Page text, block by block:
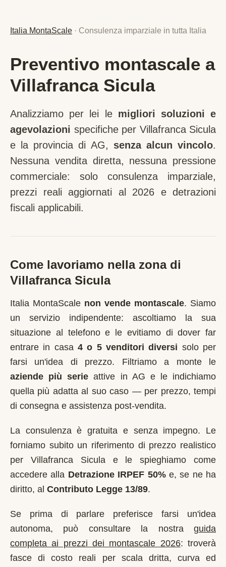
Italia MontaScale · Consulenza imparziale in tutta Italia
Preventivo montascale a
Villafranca Sicula
Analizziamo per lei le migliori soluzioni e
agevolazioni specifiche per Villafranca Sicula
e la provincia di AG, senza alcun vincolo.
Nessuna vendita diretta, nessuna pressione
commerciale: solo consulenza imparziale,
prezzi reali aggiornati al 2026 e detrazioni
fiscali applicabili.
Come lavoriamo nella zona di
Villafranca Sicula
Italia MontaScale non vende montascale. Siamo
un servizio indipendente: ascoltiamo la sua
situazione al telefono e le evitiamo di dover far
entrare in casa 4 o 5 venditori diversi solo per
farsi un'idea di prezzo. Filtriamo a monte le
aziende più serie attive in AG e le indichiamo
quella più adatta al suo caso — per prezzo, tempi
di consegna e assistenza post-vendita.
La consulenza è gratuita e senza impegno. Le
forniamo subito un riferimento di prezzo realistico
per Villafranca Siculae le spieghiamo come
accedere alla Detrazione IRPEF 50%e, se ne ha
diritto, al Contributo Legge 13/89.
Se prima di parlare preferisce farsi un'idea
autonoma, può consultare la nostra
guida
completa ai prezzi dei montascale 2026: troverà
fasce di costo reali per scala dritta, curva ed